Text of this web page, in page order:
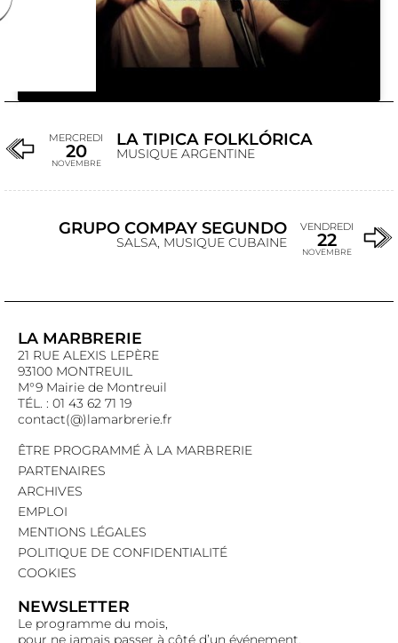
MERCREDI
20
NOVEMBRE
LA TIPICA FOLKLÓRICA
MUSIQUE ARGENTINE
GRUPO COMPAY SEGUNDO
SALSA, MUSIQUE CUBAINE
VENDREDI
22
NOVEMBRE
LA MARBRERIE
21 RUE ALEXIS LEPÈRE
93100 MONTREUIL
M°9 Mairie de Montreuil
TÉL. : 01 43 62 71 19
contact(@)lamarbrerie.fr
ÊTRE PROGRAMMÉ À LA MARBRERIE
PARTENAIRES
ARCHIVES
EMPLOI
MENTIONS LÉGALES
POLITIQUE DE CONFIDENTIALITÉ
COOKIES
NEWSLETTER
Le programme du mois,
pour ne jamais passer à côté d’un événement.